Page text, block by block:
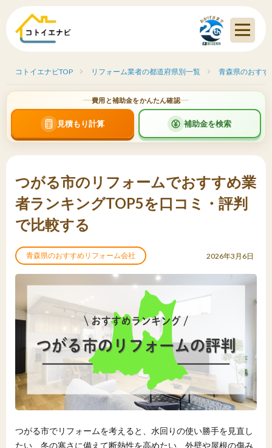
コトイエナビTOP リフォーム業者の都道府県別一覧 青森県のおす
費用と補助金をかんたん確認
見積もり計算 補助金を検索
つがる市のリフォームでおすすめ業
者ランキングTOP5を口コミ・評判
で比較する
青森県のおすすめリフォーム会社 2026年3月6日
つがる市でリフォームを考えると、水回りの使い勝手を見直し
たい、冬の寒さに備えて断熱性を高めたい、外壁や屋根の傷み